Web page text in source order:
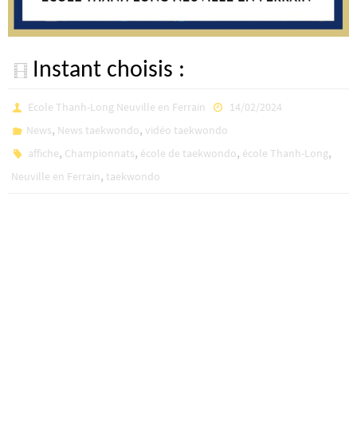
Instant choisis :
Ecole Thanh-Long Neuville en Ferrain
14/02/2024
News, News taekwondo,vidéo taekwondo
affiche, Championnats, école de taekwondo, école Thanh-Long,
Neuville en Ferrain, taekwondo